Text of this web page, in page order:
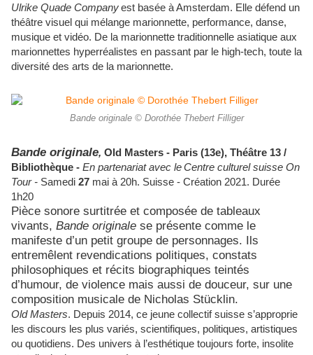
Ulrike Quade Companyest basée à Amsterdam. Elle défend un
théâtre visuel qui mélange marionnette, performance, danse,
musique et vidéo. De la marionnette traditionnelle asiatique aux
marionnettes hyperréalistes en passant par le high-tech, toute la
diversité des arts de la marionnette.
Bande originale © Dorothée Thebert Filliger
Bande originale, Old Masters - Paris (13e), Théâtre 13 /
Bibliothèque - En partenariat avec leCentre culturel suisse On
Tour - Samedi 27 mai à 20h. Suisse - Création 2021. Durée
1h20
Pièce sonore surtitrée et composée de tableaux
vivants, Bande originale se présente comme le
manifeste d’un petit groupe de personnages. Ils
entremêlent revendications politiques, constats
philosophiques et récits biographiques teintés
d’humour, de violence mais aussi de douceur, sur une
composition musicale de Nicholas Stücklin.
Old Masters. Depuis 2014, ce jeune collectif suisse s’approprie
les discours les plus variés, scientifiques, politiques, artistiques
ou quotidiens. Des univers à l’esthétique toujours forte, insolite